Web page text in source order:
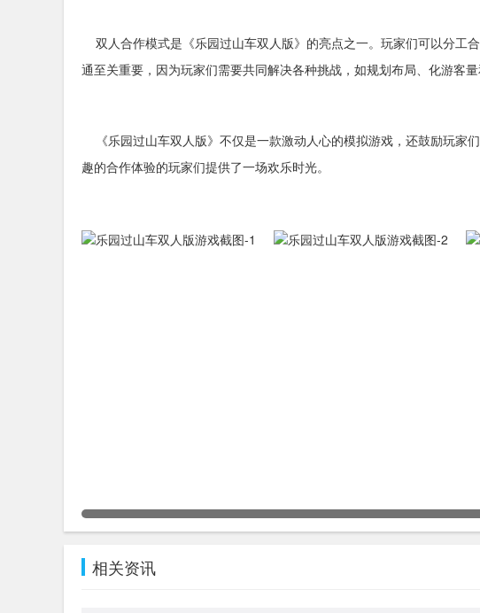
双人合作模式是《乐园过山车双人版》的亮点之一。玩家们可以分工
通至关重要，因为玩家们需要共同解决各种挑战，如规划布局、化游客量
《乐园过山车双人版》不仅是一款激动人心的模拟游戏，还鼓励玩家
趣的合作体验的玩家们提供了一场欢乐时光。
相关资讯